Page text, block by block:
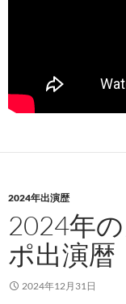
2024年出演歴
2024年
ポ出演暦
2024年12月31日